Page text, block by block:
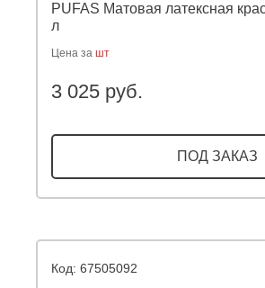
PUFAS Матовая латексная
л
Цена за шт
3 025 руб.
ПОД ЗАКАЗ
Код: 67505092